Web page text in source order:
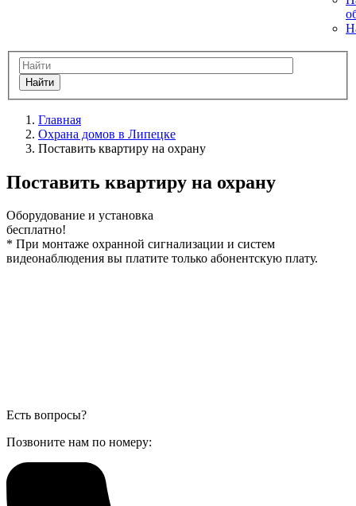
Найти
Главная
Охрана домов в Липецке
Поставить квартиру на охрану
Поставить квартиру на охрану
Оборудование и установка
бесплатно!
* При монтаже охранной сигнализации и систем
видеонаблюдения вы платите только абонентскую плату.
Есть вопросы?
Позвоните нам по номеру: